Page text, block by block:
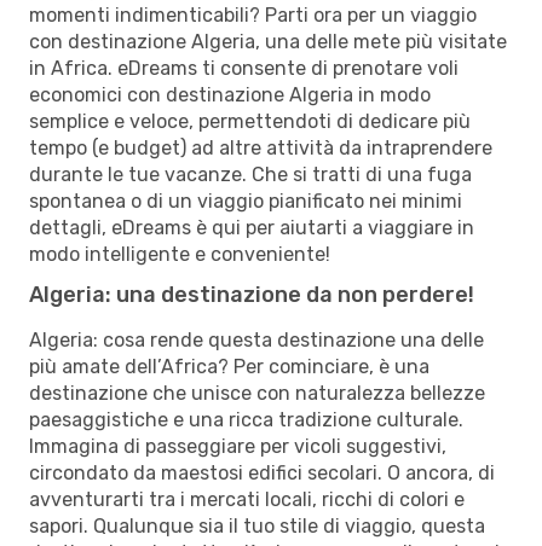
momenti indimenticabili? Parti ora per un viaggio
con destinazione Algeria, una delle mete più visitate
in Africa. eDreams ti consente di prenotare voli
economici con destinazione Algeria in modo
semplice e veloce, permettendoti di dedicare più
tempo (e budget) ad altre attività da intraprendere
durante le tue vacanze. Che si tratti di una fuga
spontanea o di un viaggio pianificato nei minimi
dettagli, eDreams è qui per aiutarti a viaggiare in
modo intelligente e conveniente!
Algeria: una destinazione da non perdere!
Algeria: cosa rende questa destinazione una delle
più amate dell’Africa? Per cominciare, è una
destinazione che unisce con naturalezza bellezze
paesaggistiche e una ricca tradizione culturale.
Immagina di passeggiare per vicoli suggestivi,
circondato da maestosi edifici secolari. O ancora, di
avventurarti tra i mercati locali, ricchi di colori e
sapori. Qualunque sia il tuo stile di viaggio, questa